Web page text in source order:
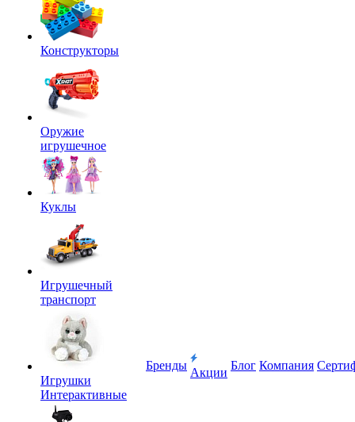
Конструкторы
Оружие
игрушечное
Куклы
Игрушечный
транспорт
Игрушки
Интерактивные
Бренды
Акции
Блог Компания